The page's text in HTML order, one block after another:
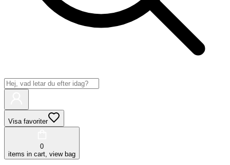
Visa favoriter
0
items in cart, view bag